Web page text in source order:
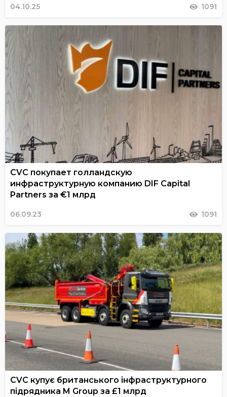
04.10.25 1091
CVC покупает голландскую
инфраструктурную компанию DIF Capital
Partners за €1 млрд
06.09.23 1091
CVC купує британського інфраструктурного
підрядника M Group за £1 млрд